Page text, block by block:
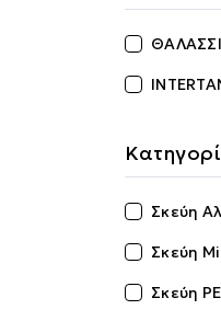
Σκεύη
Σκεύη
Σκεύη